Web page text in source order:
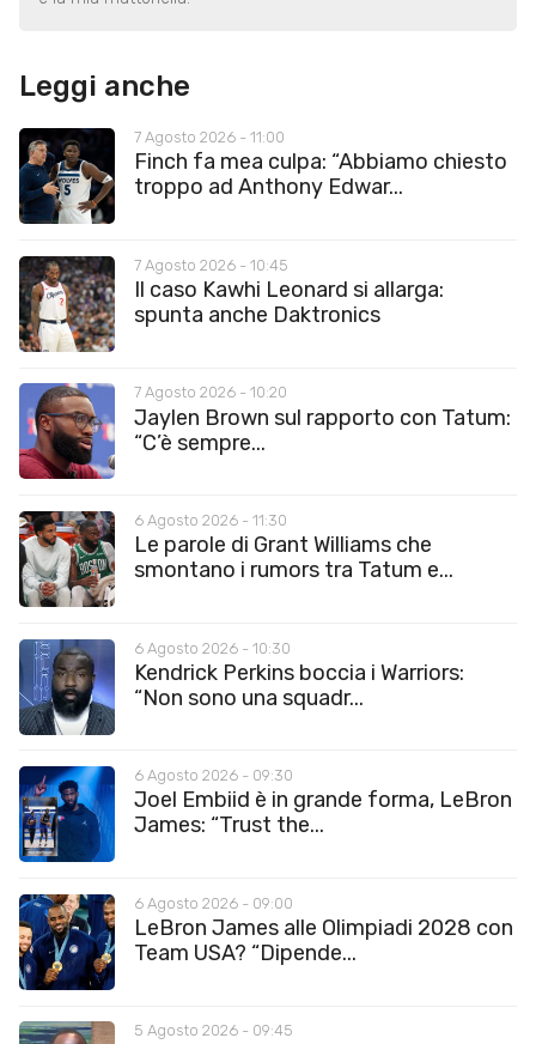
Leggi anche
7 Agosto 2026 - 11:00
Finch fa mea culpa: “Abbiamo chiesto
troppo ad Anthony Edwar...
7 Agosto 2026 - 10:45
Il caso Kawhi Leonard si allarga:
spunta anche Daktronics
7 Agosto 2026 - 10:20
Jaylen Brown sul rapporto con Tatum:
“C’è sempre...
6 Agosto 2026 - 11:30
Le parole di Grant Williams che
smontano i rumors tra Tatum e...
6 Agosto 2026 - 10:30
Kendrick Perkins boccia i Warriors:
“Non sono una squadr...
6 Agosto 2026 - 09:30
Joel Embiid è in grande forma, LeBron
James: “Trust the...
6 Agosto 2026 - 09:00
LeBron James alle Olimpiadi 2028 con
Team USA? “Dipende...
5 Agosto 2026 - 09:45